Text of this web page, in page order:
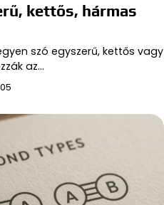
kettős, hármas
szó egyszerű, kettős vagy
az…